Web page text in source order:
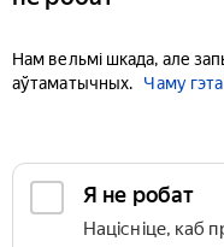
Нам вельмі шкада, але
аўтаматычных.
Чаму
Я не робат
Націсніце, каб